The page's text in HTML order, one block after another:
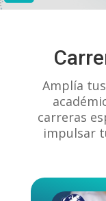
0 0
Amplía
carreras
impulsar